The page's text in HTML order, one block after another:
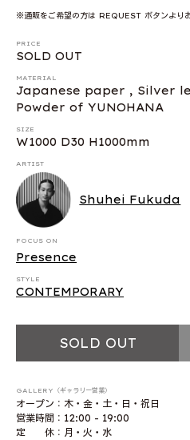
※通販をご希望の方は REQUEST ボタンより
PRICE
SOLD OUT
MATERIAL
Japanese paper , Silver
Powder of YUNOHANA
SIZE
W1000 D30 H1000mm
ARTIST
Shuhei Fukuda
FOCUS ON
Presence
STYLE
CONTEMPORARY
SOLD OUT
GALLERY（ギャラリー営業）
オープン：木・金・土・日・祝日
営業時間：12:00 - 19:00
定 休：月・火・水